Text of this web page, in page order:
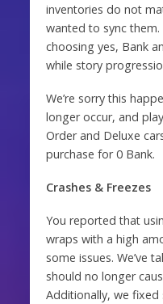
inventories do not
wanted to sync
choosing yes, Bank
while story
We’re sorry this
longer occur, and
Order and Deluxe
purchase for 0 Bank.
Crashes & Freezes
You reported that
wraps with a high
some issues. We’ve
should no longer
Additionally, we fixed